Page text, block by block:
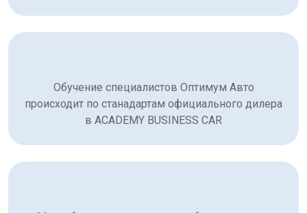
Обучение специалистов Оптимум Авто
происходит по станадартам официального дилера
в ACADEMY BUSINESS CAR